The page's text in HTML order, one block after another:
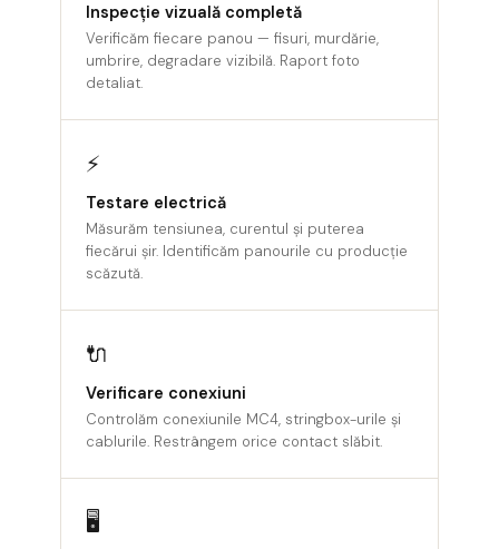
Contactoare
Contactoare modulare
Descărcătoare
Separatoare
Siguranțe fuzibile
Întrerupătoare automate și
accesorii
Protecția și comanda motoarelor
Contactoare
Contactoare de Comanda
Contactoare Modulare cu comanda
manuala - Teleruptoare
Întrerupătoare Automate
Magneto-Termice
Inspecție vizuală completă
Verificăm fiecare panou — fisuri, murdărie,
umbrire, degradare vizibilă. Raport foto
detaliat.
⚡
Testare electrică
Măsurăm tensiunea, curentul și puterea
fiecărui șir. Identificăm panourile cu producție
scăzută.
🔌
Verificare conexiuni
Controlăm conexiunile MC4, stringbox-urile și
cablurile. Restrângem orice contact slăbit.
🖥